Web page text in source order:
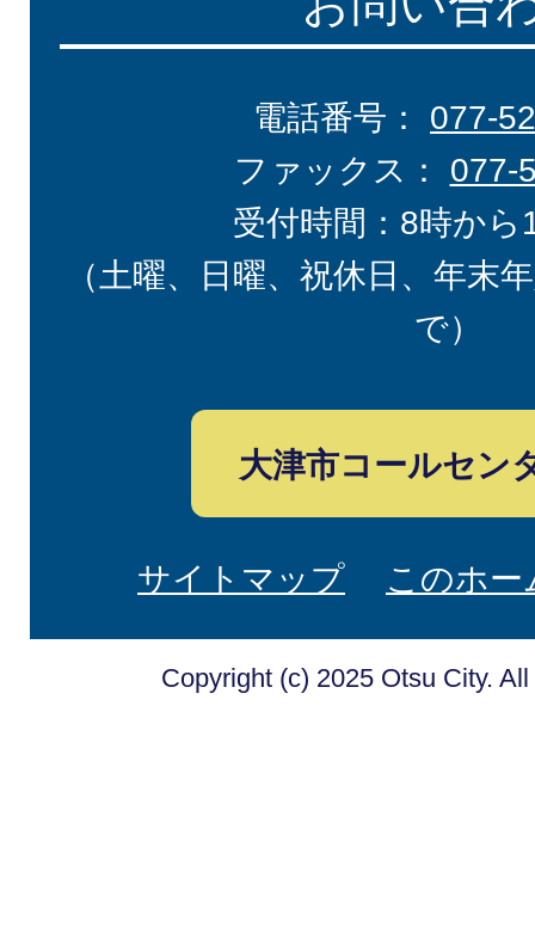
電話番号： 077-
ファックス： 077-
受付時間：8時から
（土曜、日曜、祝休日、年末
で）
大津市コールセン
サイトマップ このホ
Copyright (c) 2025 Otsu City.